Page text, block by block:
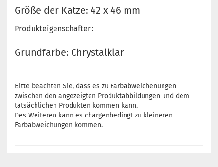
Größe der Katze: 42 x 46 mm
Produkteigenschaften:
Grundfarbe: Chrystalklar
Bitte beachten Sie, dass es zu Farbabweichenungen
zwischen den angezeigten Produktabbildungen und dem
tatsächlichen Produkten kommen kann.
Des Weiteren kann es chargenbedingt zu kleineren
Farbabweichungen kommen.